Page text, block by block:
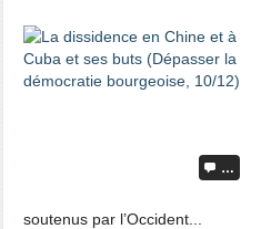
…
soutenus par l’Occident...